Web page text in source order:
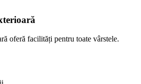
oferă facilități pentru toate vârstele.